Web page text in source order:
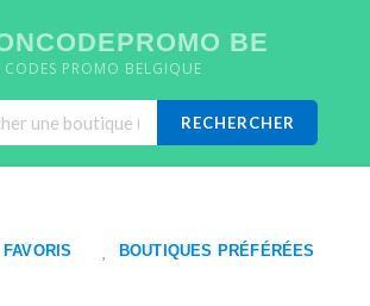
BE
CODES PROMO BELGIQUE
RECHERCHER
BOUTIQUES PRÉFÉRÉES